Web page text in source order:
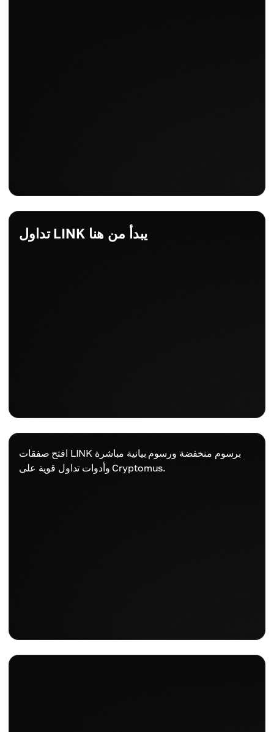
تداول LINK يبدأ من هنا
افتح صفقات LINK برسوم منخفضة ورسوم بيانية مباشرة
وأدوات تداول قوية على Cryptomus.